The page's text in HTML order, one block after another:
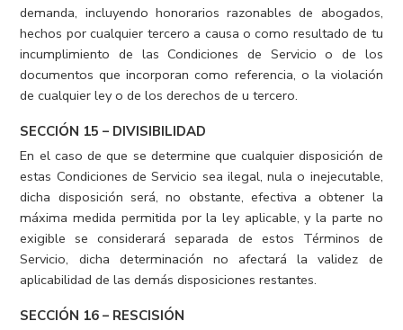
demanda, incluyendo honorarios razonables de abogados,
hechos por cualquier tercero a causa o como resultado de tu
incumplimiento de las Condiciones de Servicio o de los
documentos que incorporan como referencia, o la violación
de cualquier ley o de los derechos de u tercero.
SECCIÓN 15 – DIVISIBILIDAD
En el caso de que se determine que cualquier disposición de
estas Condiciones de Servicio sea ilegal, nula o inejecutable,
dicha disposición será, no obstante, efectiva a obtener la
máxima medida permitida por la ley aplicable, y la parte no
exigible se considerará separada de estos Términos de
Servicio, dicha determinación no afectará la validez de
aplicabilidad de las demás disposiciones restantes.
SECCIÓN 16 – RESCISIÓN